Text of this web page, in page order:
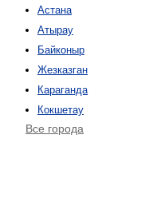
Астана
Атырау
Байконыр
Жезказган
Караганда
Кокшетау
Все города